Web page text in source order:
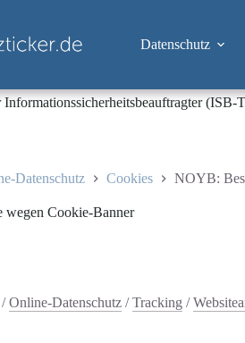
Datenschutz
Informationssicherheitsbeauftragter (ISB-
Datenschutz Cookies NOYB:
Cookie-Banner
/Online-Datenschutz /Tracking /